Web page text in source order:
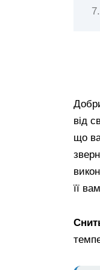
від
що
її